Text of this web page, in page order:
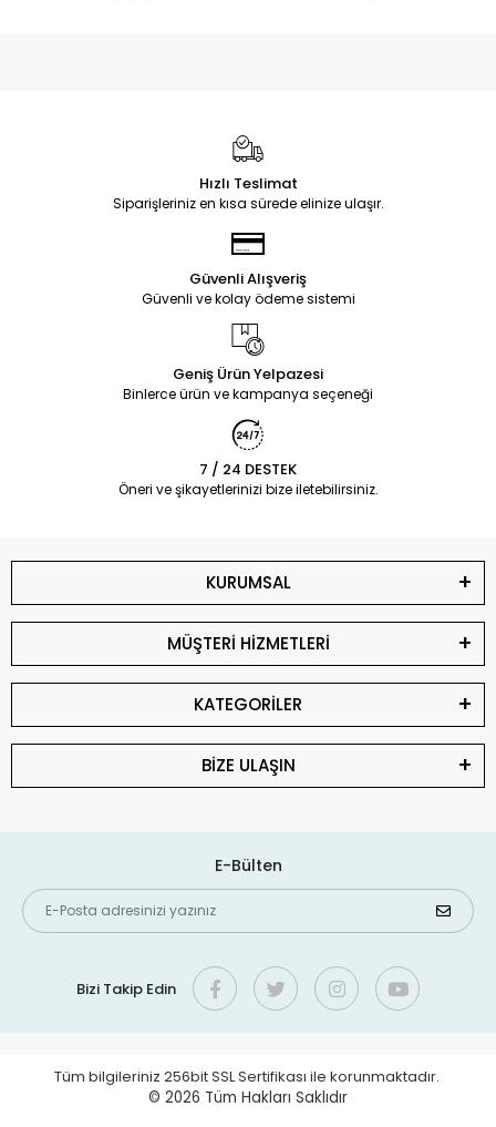
Hızlı Teslimat
Siparişleriniz en kısa sürede elinize ulaşır.
Güvenli Alışveriş
Güvenli ve kolay ödeme sistemi
Geniş Ürün Yelpazesi
Binlerce ürün ve kampanya seçeneği
7 / 24 DESTEK
Öneri ve şikayetlerinizi bize iletebilirsiniz.
KURUMSAL
MÜŞTERİ HİZMETLERİ
KATEGORİLER
BİZE ULAŞIN
E-Bülten
Bizi Takip Edin
Tüm bilgileriniz 256bit SSL Sertifikası ile korunmaktadır.
© 2026 Tüm Hakları Saklıdır